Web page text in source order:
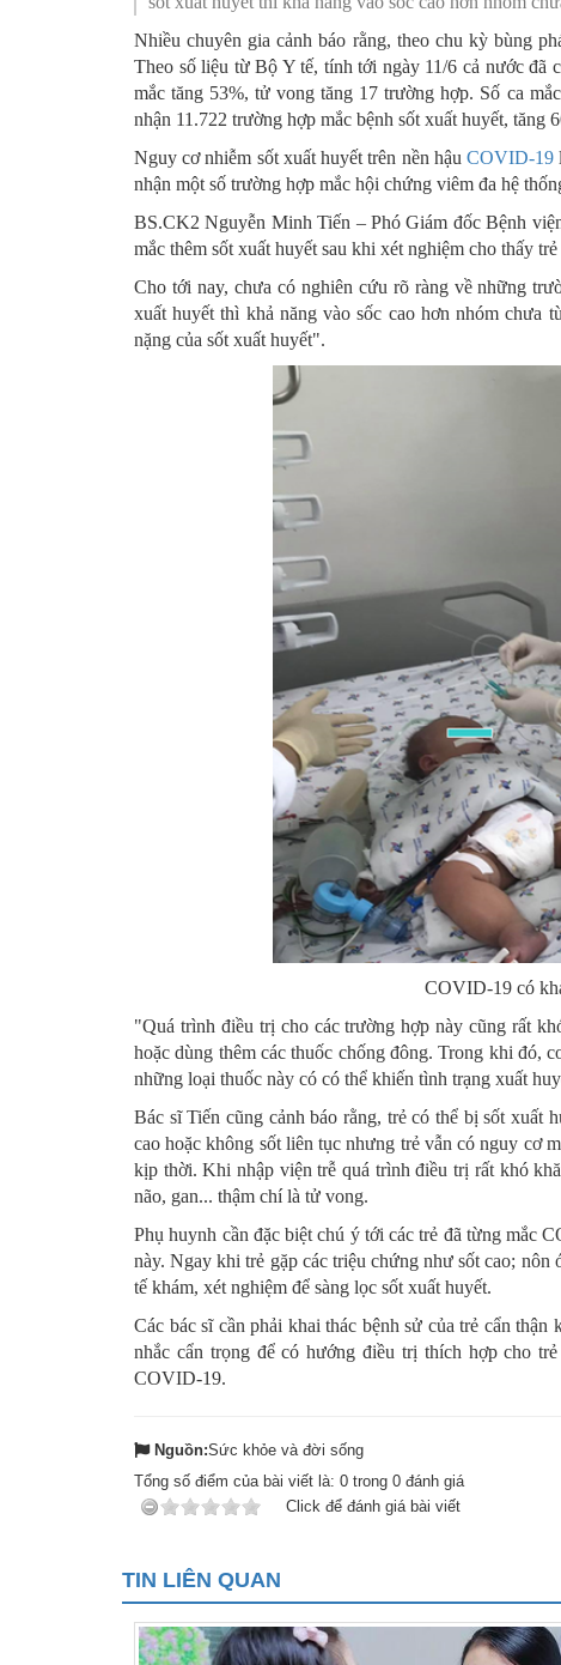
Nghiệp vụ Y
Nghiệp vụ
Kế hoạch
Phòng
Phòng Bảo
SƠ ĐỒ TỔ CHỨC BỘ MÁY
LỊCH SỬ Y TẾ QUẢNG
QUY CHẾ LÀM VIỆC SỞ Y
Nhiều chuyên gia cảnh báo rằng, theo chu kỳ bùng
Theo số liệu từ Bộ Y tế, tính tới ngày 11/6 cả nước đã
mắc tăng 53%, tử vong tăng 17 trường hợp. Số ca
nhận 11.722 trường hợp mắc bệnh sốt xuất huyết, tăng
Nguy cơ nhiễm sốt xuất huyết trên nền hậuCOVID-19
nhận một số trường hợp mắc hội chứng viêm đa hệ
BS.CK2 Nguyễn Minh Tiến – Phó Giám đốc Bệnh
mắc thêm sốt xuất huyết sau khi xét nghiệm cho thấy trẻ
Cho tới nay, chưa có nghiên cứu rõ ràng về những
xuất huyết thì khả năng vào sốc cao hơn nhóm
nặng của sốt xuất huyết".
COVID-19 có
"Quá trình điều trị cho các trường hợp này cũng rất
hoặc dùng thêm các thuốc chống đông. Trong khi đó,
những loại thuốc này có có thể khiến tình trạng xuất
Bác sĩ Tiến cũng cảnh báo rằng, trẻ có thể bị sốt xuất
cao hoặc không sốt liên tục nhưng trẻ vẫn có nguy cơ
kịp thời. Khi nhập viện trễ quá trình điều trị rất khó
não, gan... thậm chí là tử vong.
Phụ huynh cần đặc biệt chú ý tới các trẻ đã từng mắc
này. Ngay khi trẻ gặp các triệu chứng như sốt cao;
tế khám, xét nghiệm để sàng lọc sốt xuất huyết.
Các bác sĩ cần phải khai thác bệnh sử của trẻ cẩn
nhắc cẩn trọng để có hướng điều trị thích hợp cho
COVID-19.
Nguồn:Sức khỏe và đời sống
Tổng số điểm của bài viết là: 0 trong 0 đánh giá
Click để đánh giá bài viết
TIN LIÊN QUAN